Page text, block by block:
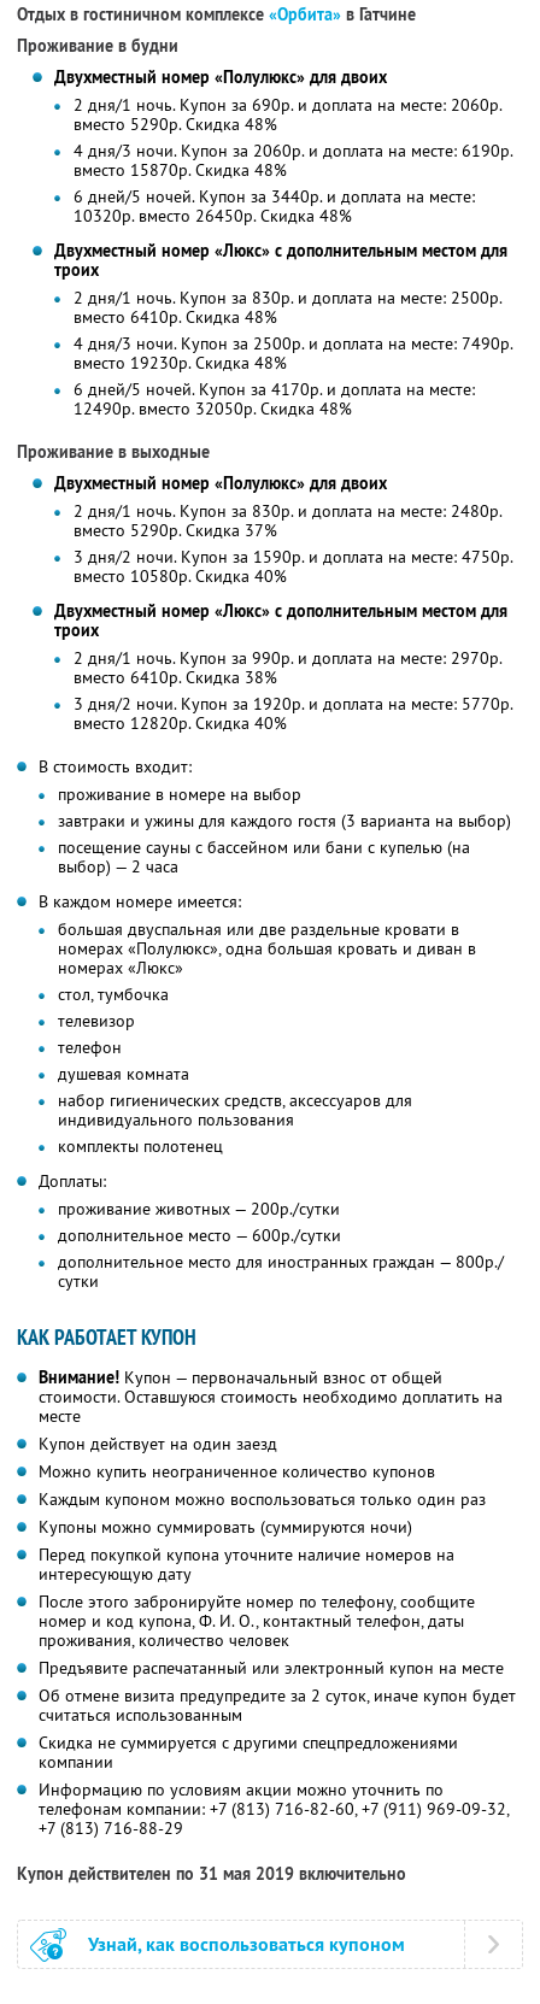
Отдых в гостиничном комплексе «Орбита» в Гатчине
Проживание в будни
Двухместный номер «Полулюкс» для двоих
2 дня/1 ночь. Купон за 690р. и доплата на месте: 2060р.
вместо 5290р.Скидка 48%
4 дня/3 ночи. Купон за 2060р. и доплата на месте: 6190р.
вместо 15870р.Скидка 48%
6 дней/5 ночей. Купон за 3440р. и доплата на месте:
10320р. вместо 26450р.Скидка 48%
Двухместный номер «Люкс» с дополнительным местом для
троих
2 дня/1 ночь. Купон за 830р. и доплата на месте: 2500р.
вместо 6410р.Скидка 48%
4 дня/3 ночи. Купон за 2500р. и доплата на месте: 7490р.
вместо 19230р.Скидка 48%
6 дней/5 ночей. Купон за 4170р. и доплата на месте:
12490р. вместо 32050р.Скидка 48%
Проживание в выходные
Двухместный номер «Полулюкс» для двоих
2 дня/1 ночь. Купон за 830р. и доплата на месте: 2480р.
вместо 5290р.Скидка 37%
3 дня/2 ночи. Купон за 1590р. и доплата на месте: 4750р.
вместо 10580р.Скидка 40%
Двухместный номер «Люкс» с дополнительным местом для
троих
2 дня/1 ночь. Купон за 990р. и доплата на месте: 2970р.
вместо 6410р.Скидка 38%
3 дня/2 ночи. Купон за 1920р. и доплата на месте: 5770р.
вместо 12820р.Скидка 40%
В стоимость входит:
проживание в номере на выбор
завтраки и ужины для каждого гостя (3 варианта на выбор)
посещение сауны с бассейном или бани с купелью (на
выбор) — 2 часа
В каждом номере имеется:
большая двуспальная или две раздельные кровати в
номерах «Полулюкс», одна большая кровать и диван в
номерах «Люкс»
стол, тумбочка
телевизор
телефон
душевая комната
набор гигиенических средств, аксессуаров для
индивидуального пользования
комплекты полотенец
Доплаты:
проживание животных — 200р./сутки
дополнительное место — 600р./сутки
дополнительное место для иностранных граждан — 800р./
сутки
КАК РАБОТАЕТ КУПОН
Внимание! Купон — первоначальный взнос от общей
стоимости. Оставшуюся стоимость необходимо доплатить на
месте
Купон действует на один заезд
Можно купить неограниченное количество купонов
Каждым купоном можно воспользоваться только один раз
Купоны можно суммировать (суммируются ночи)
Перед покупкой купона уточните наличие номеров на
интересующую дату
После этого забронируйте номер по телефону, сообщите
номер и код купона,Ф. И. О., контактный телефон, даты
проживания, количество человек
Предъявите распечатанный или электронный купон на месте
Об отмене визита предупредите за 2 суток, иначе купон будет
считаться использованным
Скидка не суммируется с другими спецпредложениями
компании
Информацию по условиям акции можно уточнить по
телефонам компании: +7 (813) 716-82-60, +7 (911) 969-09-32,
+7 (813) 716-88-29
Купон действителен по 31 мая 2019 включительно
Узнай, как воспользоваться купоном